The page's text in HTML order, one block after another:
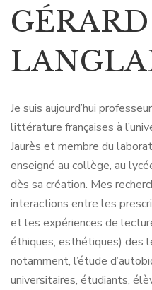
GÉRARD
Je suis aujourd’hui
littérature françaises à
Jaurès et membre du
enseigné au collège, au
dès sa création. Mes
interactions entre les
et les expériences de
éthiques, esthétiques) des
notamment, l’étude
universitaires, étudiants,